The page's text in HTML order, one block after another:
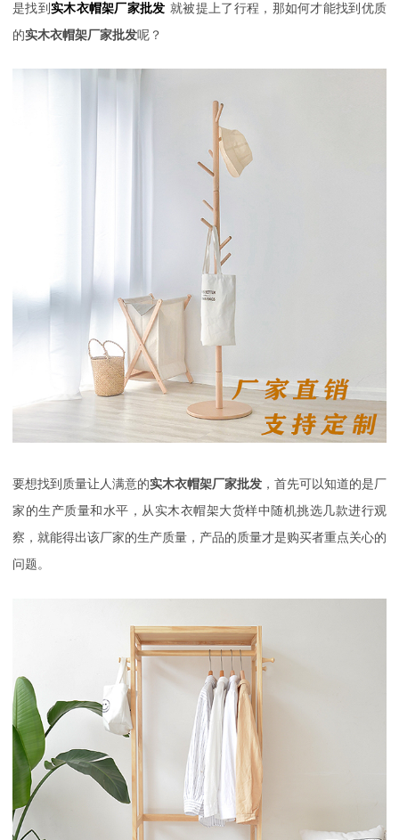
是找到 实木衣帽架厂家批发 就被提上了行程，那如何才能找到优质
的实木衣帽架厂家批发呢？
要想找到质量让人满意的实木衣帽架厂家批发 ，首先可以知道的是厂
家的生产质量和水平，从实木衣帽架大货样中随机挑选几款进行观
察，就能得出该厂家的生产质量，产品的质量才是购买者重点关心的
问题。